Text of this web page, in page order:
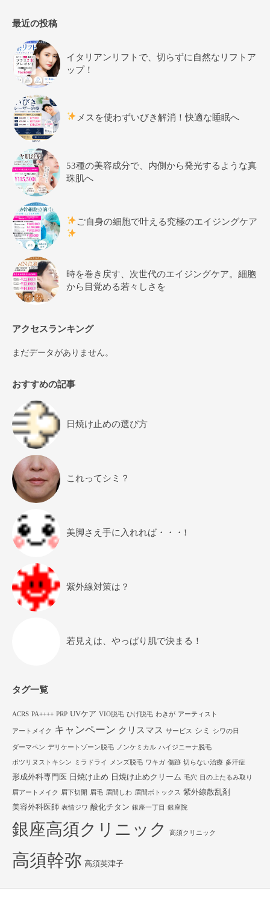
最近の投稿
イタリアンリフトで、切らずに自然なリフトア
ップ！
メスを使わずいびき解消！快適な睡眠へ
53種の美容成分で、内側から発光するような真
珠肌へ
ご自身の細胞で叶える究極のエイジングケア
時を巻き戻す、次世代のエイジングケア。細胞
から目覚める若々しさを
アクセスランキング
まだデータがありません。
おすすめの記事
日焼け止めの選び方
これってシミ？
美脚さえ手に入れれば・・・!
紫外線対策は？
若見えは、やっぱり肌で決まる！
タグ一覧
ACRS PA++++ PRP UVケア VIO脱毛 ひげ脱毛 わきが アーティスト
アートメイク キャンペーン クリスマス サービス シミ シワの日
ダーマペン デリケートゾーン脱毛 ノンケミカル ハイジニーナ脱毛
ボツリヌストキシン ミラドライ メンズ脱毛 ワキガ 傷跡 切らない治療 多汗症
形成外科専門医 日焼け止め 日焼け止めクリーム 毛穴 目の上たるみ取り
眉アートメイク 眉下切開 眉毛 眉間しわ 眉間ボトックス 紫外線散乱剤
美容外科医師 表情ジワ 酸化チタン 銀座一丁目 銀座院
銀座高須クリニック 高須クリニック
高須幹弥 高須英津子